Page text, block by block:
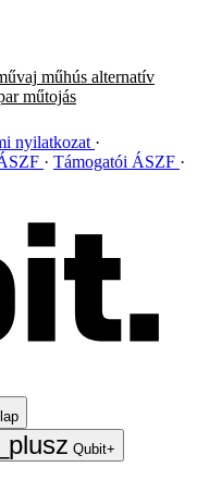
műhús alternatív
műtojás
nyilatkozat
Támogatói ÁSZF
Qubit+